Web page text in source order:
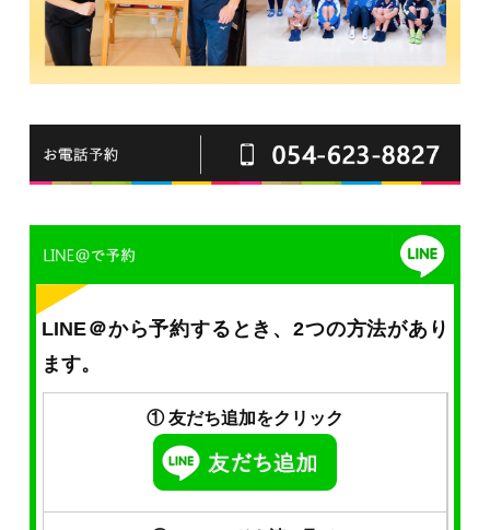
LINE＠から予約するとき、2つの方法があり
ます。
① 友だち追加をクリック